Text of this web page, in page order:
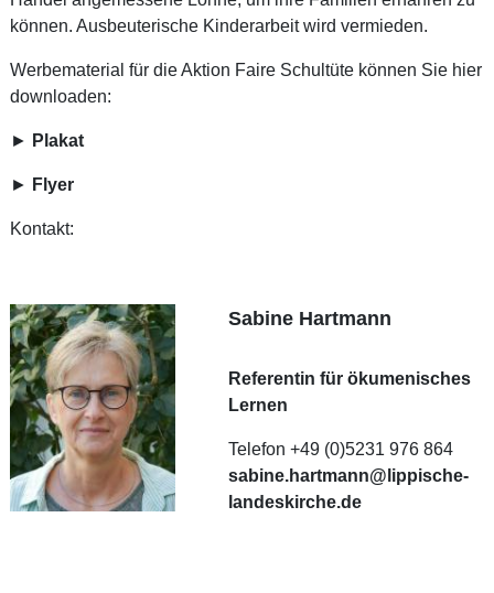
können. Ausbeuterische Kinderarbeit wird vermieden.
Werbematerial für die Aktion Faire Schultüte können Sie hier
downloaden:
► Plakat
► Flyer
Kontakt:
Sabine Hartmann
Referentin für ökumenisches
Lernen
Telefon +49 (0)5231 976 864
sabine.hartmann@lippische-
landeskirche.de